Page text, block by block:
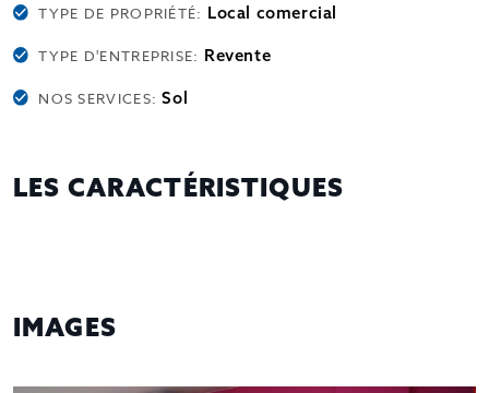
TYPE DE PROPRIÉTÉ: Local comercial
TYPE D'ENTREPRISE: Revente
NOS SERVICES:Sol
LES CARACTÉRISTIQUES
IMAGES